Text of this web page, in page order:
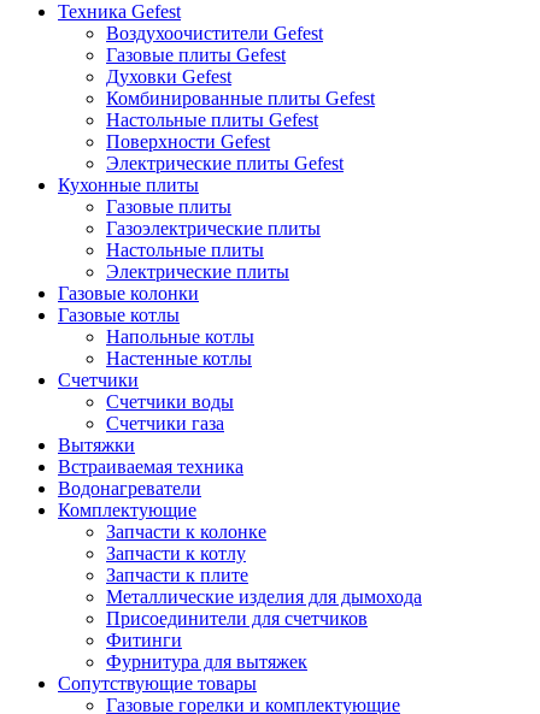
Техника Gefest
Воздухоочистители Gefest
Газовые плиты Gefest
Духовки Gefest
Комбинированные плиты Gefest
Настольные плиты Gefest
Поверхности Gefest
Электрические плиты Gefest
Кухонные плиты
Газовые плиты
Газоэлектрические плиты
Настольные плиты
Электрические плиты
Газовые колонки
Газовые котлы
Напольные котлы
Настенные котлы
Счетчики
Счетчики воды
Счетчики газа
Вытяжки
Встраиваемая техника
Водонагреватели
Комплектующие
Запчасти к колонке
Запчасти к котлу
Запчасти к плите
Металлические изделия для дымохода
Присоединители для счетчиков
Фитинги
Фурнитура для вытяжек
Сопутствующие товары
Газовые горелки и комплектующие